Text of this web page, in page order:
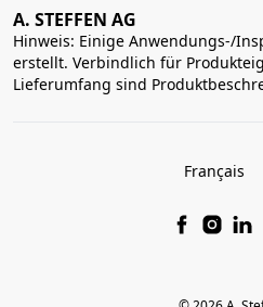
A. STEFFEN AG
Hinweis: Einige Anwendungs-/
erstellt. Verbindlich für
Lieferumfang sind